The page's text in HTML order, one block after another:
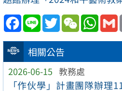
相關公告
2026-06-15 教務處
「作伙學」計畫團隊辦理
Facebook
Line TwitterWeChat